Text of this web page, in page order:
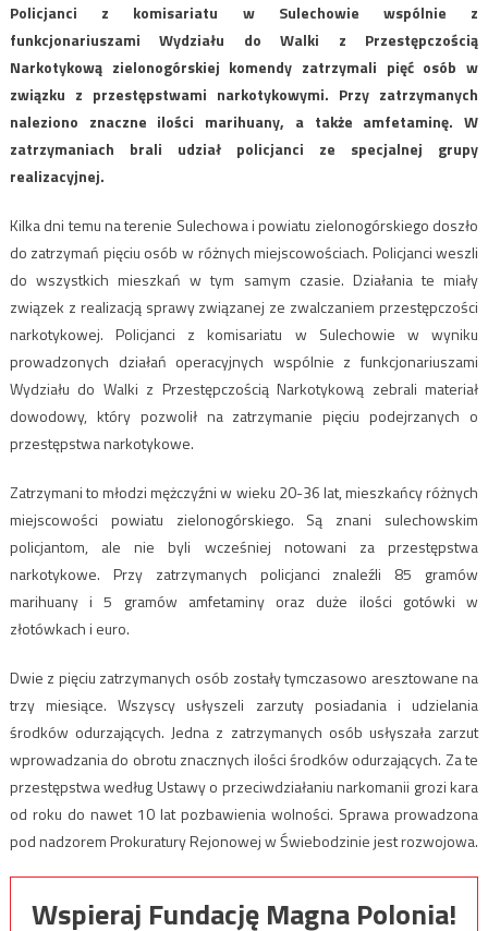
Policjanci z komisariatu w Sulechowie wspólnie z
funkcjonariuszami Wydziału do Walki z Przestępczością
Narkotykową zielonogórskiej komendy zatrzymali pięć osób w
związku z przestępstwami narkotykowymi. Przy zatrzymanych
naleziono znaczne ilości marihuany, a także amfetaminę. W
zatrzymaniach brali udział policjanci ze specjalnej grupy
realizacyjnej.
Kilka dni temu na terenie Sulechowa i powiatu zielonogórskiego doszło
do zatrzymań pięciu osób w różnych miejscowościach. Policjanci weszli
do wszystkich mieszkań w tym samym czasie. Działania te miały
związek z realizacją sprawy związanej ze zwalczaniem przestępczości
narkotykowej. Policjanci z komisariatu w Sulechowie w wyniku
prowadzonych działań operacyjnych wspólnie z funkcjonariuszami
Wydziału do Walki z Przestępczością Narkotykową zebrali materiał
dowodowy, który pozwolił na zatrzymanie pięciu podejrzanych o
przestępstwa narkotykowe.
Zatrzymani to młodzi mężczyźni w wieku 20-36 lat, mieszkańcy różnych
miejscowości powiatu zielonogórskiego. Są znani sulechowskim
policjantom, ale nie byli wcześniej notowani za przestępstwa
narkotykowe. Przy zatrzymanych policjanci znaleźli 85 gramów
marihuany i 5 gramów amfetaminy oraz duże ilości gotówki w
złotówkach i euro.
Dwie z pięciu zatrzymanych osób zostały tymczasowo aresztowane na
trzy miesiące. Wszyscy usłyszeli zarzuty posiadania i udzielania
środków odurzających. Jedna z zatrzymanych osób usłyszała zarzut
wprowadzania do obrotu znacznych ilości środków odurzających. Za te
przestępstwa według Ustawy o przeciwdziałaniu narkomanii grozi kara
od roku do nawet 10 lat pozbawienia wolności. Sprawa prowadzona
pod nadzorem Prokuratury Rejonowej w Świebodzinie jest rozwojowa.
Wspieraj Fundację Magna Polonia!